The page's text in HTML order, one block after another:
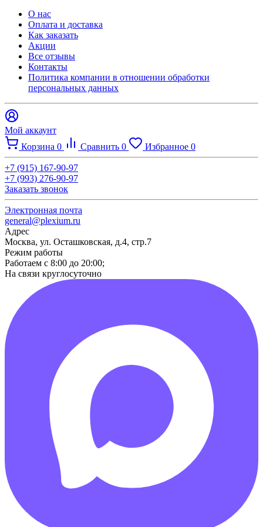
О нас
Оплата и доставка
Как заказать
Акции
Все отзывы
Контакты​
Политика компании в отношении обработки
персональных данных
Мой аккаунт
Корзина 0 Сравнить 0 Избранное 0
+7 (915) 167-90-97
+7 (993) 276-90-97
Заказать звонок
Электронная почта
general@plexium.ru
Адрес
Москва, ул. Осташковская, д.4, стр.7
Режим работы
Работаем с 8:00 до 20:00;
На связи круглосуточно